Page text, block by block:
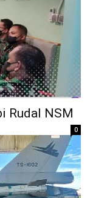
Rudal NSM
0